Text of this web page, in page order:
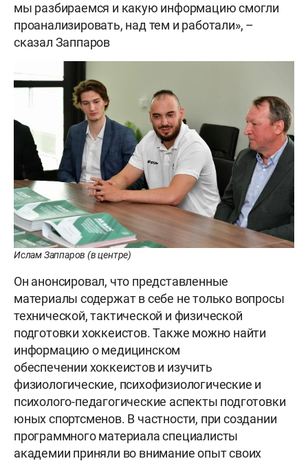
мы разбираемся и какую информацию смогли
проанализировать, над тем и работали», –
сказал Заппаров
Ислам Заппаров (в центре)
Он анонсировал, что представленные
материалы содержат в себе не только вопросы
технической, тактической и физической
подготовки хоккеистов. Также можно найти
информацию о медицинском
обеспечении хоккеистов и изучить
физиологические, психофизиологические и
психолого-педагогические аспекты подготовки
юных спортсменов. В частности, при создании
программного материала специалисты
академии приняли во внимание опыт своих